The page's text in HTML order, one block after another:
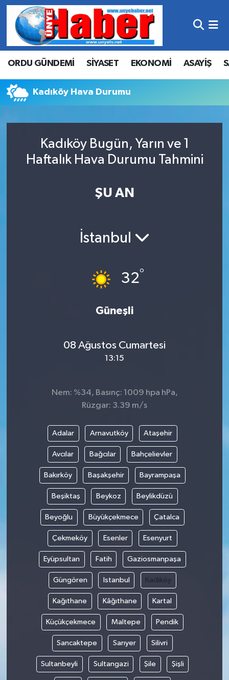
ORDU GÜNDEMİ SİYASET EKONOMİ ASAYİŞ
Kadıköy Hava Durumu
Kadıköy Bugün, Yarın ve 1
Haftalık Hava Durumu Tahmini
ŞU AN
İstanbul
32°
Güneşli
08 Ağustos Cumartesi
13:15
Nem: %34, Basınç: 1009 hpa hPa,
Rüzgar: 3.39 m/s
Adalar Arnavutköy Ataşehir
Avcılar Bağcılar Bahçelievler
Bakırköy Başakşehir Bayrampaşa
Beşiktaş Beykoz Beylikdüzü
Beyoğlu Büyükçekmece Çatalca
Çekmeköy Esenler Esenyurt
Eyüpsultan Fatih Gaziosmanpaşa
Güngören Istanbul Kadıköy
Kağıthane Kâğıthane Kartal
Küçükçekmece Maltepe Pendik
Sancaktepe Sarıyer Silivri
Sultanbeyli Sultangazi Şile Şişli
Hava Durumu
Trafik Durumu
Süper Lig Puan Durumu ve Fikstür
Son Dakika Haberleri